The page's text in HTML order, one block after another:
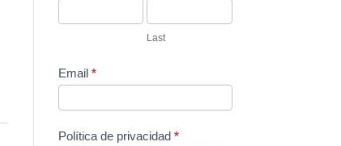
Us
Last
Email *
Política de privacidad *